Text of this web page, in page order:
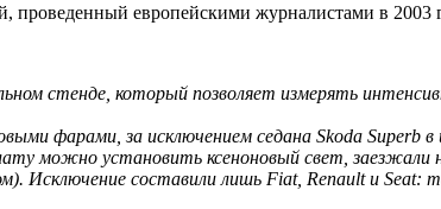
проведенный европейскими журналистами в
стенде, который позволяет измерять
фарами, за исключением седана Skoda
можно установить ксеноновый свет,
Исключение составили лишь Fiat, Renault и Seat: